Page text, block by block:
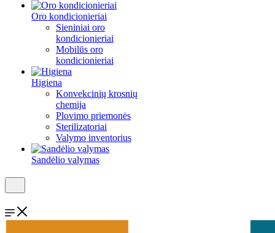
Oro kondicionieriai
Sieniniai oro
kondicionieriai
Mobilūs oro
kondicionieriai
Higiena
Konvekcinių krosnių
chemija
Plovimo priemonės
Sterilizatoriai
Valymo inventorius
Sandėlio valymas